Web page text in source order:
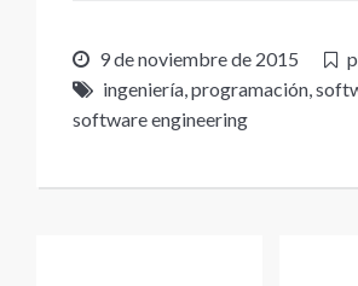
9 de noviembre de 2015
ingeniería,programación,
software engineering